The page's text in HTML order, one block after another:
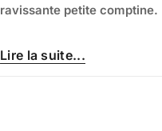
ravissante petite comptine.
Lire la suite...